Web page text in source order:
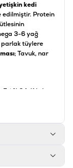
kedi
edilmiştir. Protein
3-6 yağ
parlak tüylere
; Tavuk, nar
% 24, Kılçıksız
Bütün Yumurta,
Nar Tozu % 0.5,
Frenk Üzümü,
Klorür,